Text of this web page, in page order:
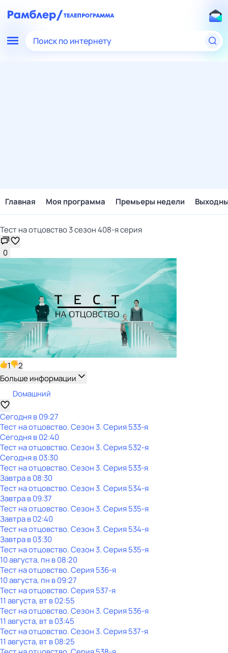
Поиск по интернету
Главная Моя программа Премьеры недели
Тест на отцовство 3 сезон 408-я серия
0
1
2
Больше информации
Dомашний
Сегодня в 09:27
Тест на отцовство. Сезон 3. Серия 533-я
Сегодня в 02:40
Тест на отцовство. Сезон 3. Серия 532-я
Сегодня в 03:30
Тест на отцовство. Сезон 3. Серия 533-я
Завтра в 08:30
Тест на отцовство. Сезон 3. Серия 534-я
Завтра в 09:37
Тест на отцовство. Сезон 3. Серия 535-я
Завтра в 02:40
Тест на отцовство. Сезон 3. Серия 534-я
Завтра в 03:30
Тест на отцовство. Сезон 3. Серия 535-я
10 августа, пн в 08:20
Тест на отцовство. Серия 536-я
10 августа, пн в 09:27
Тест на отцовство. Серия 537-я
11 августа, вт в 02:55
Тест на отцовство. Сезон 3. Серия 536-я
11 августа, вт в 03:45
Тест на отцовство. Сезон 3. Серия 537-я
11 августа, вт в 08:25